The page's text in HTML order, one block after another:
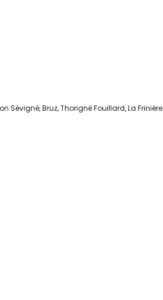
Sévigné, Bruz, Thorigné Fouillard, La Frinière